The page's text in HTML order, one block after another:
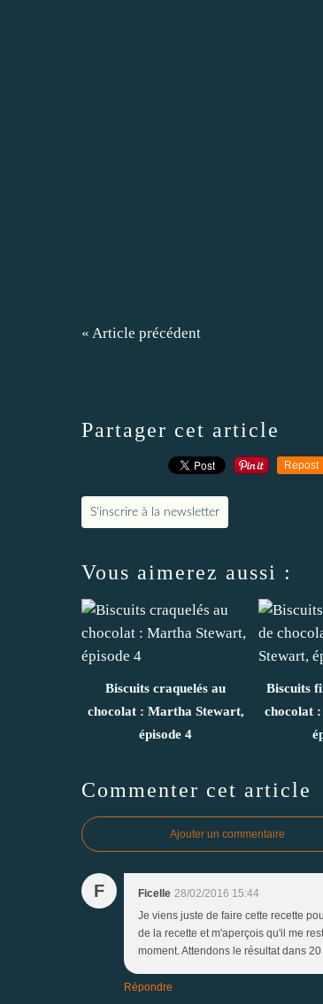
« Article précédent
Partager cet article
Repost
S'inscrire à la newsletter
Vous aimerez aussi :
Biscuits craquelés au
chocolat : Martha Stewart,
épisode 4
Biscuits
chocolat
Commenter cet article
Ajouter un commentaire
F Ficelle 28/02/2016 15:44
Je viens juste de faire cette recette
de la recette et m'aperçois qu'il me
moment. Attendons le résultat dans 20
Répondre